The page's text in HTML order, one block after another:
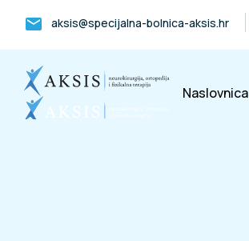
mail aksis@specijalna-bolnica-aksis.hr
Naslovnica